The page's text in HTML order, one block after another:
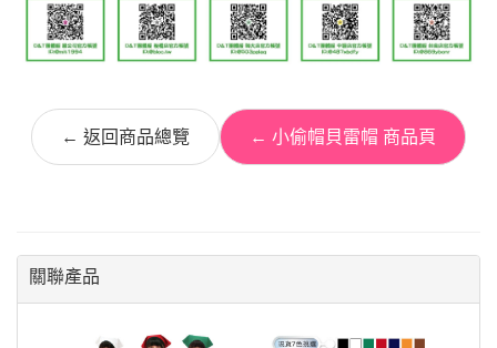
← 返回商品總覽 ← 小偷帽貝雷帽 商品頁
關聯產品